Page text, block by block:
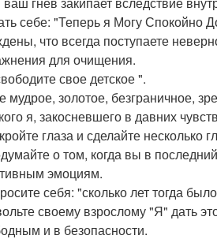
себе: "Теперь я Могу Спокойно
что всегда поступаете
для очищения.
свое детское ".
мудрое, золотое, безграничное,
я, закосневшего в давних
глаза и сделайте несколько
о том, когда вы в
эмоциям.
себя: "сколько лет тогда
своему взрослому "Я" дать
и в безопасности.